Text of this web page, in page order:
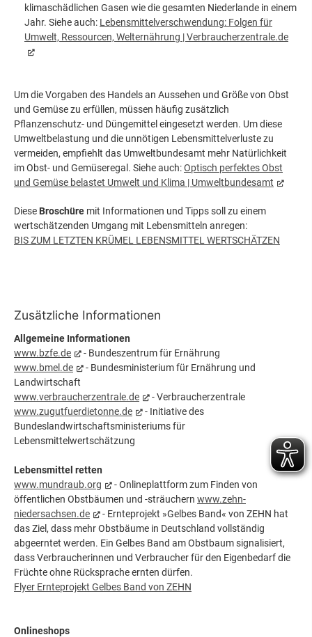
klimaschädlichen Gasen wie die gesamten Niederlande in einem
Jahr. Siehe auch: Lebensmittelverschwendung: Folgen für
Umwelt, Ressourcen, Welternährung | Verbraucherzentrale.de
Um die Vorgaben des Handels an Aussehen und Größe von Obst
und Gemüse zu erfüllen, müssen häufig zusätzlich
Pflanzenschutz- und Düngemittel eingesetzt werden. Um diese
Umweltbelastung und die unnötigen Lebensmittelverluste zu
vermeiden, empfiehlt das Umweltbundesamt mehr Natürlichkeit
im Obst- und Gemüseregal. Siehe auch:Optisch perfektes Obst
und Gemüse belastet Umwelt und Klima | Umweltbundesamt
Diese Broschüre mit Informationen und Tipps soll zu einem
wertschätzenden Umgang mit Lebensmitteln anregen:
BIS ZUM LETZTEN KRÜMEL LEBENSMITTEL WERTSCHÄTZEN
Zusätzliche Informationen
Allgemeine Informationen
www.bzfe.de
- Bundeszentrum für Ernährung
www.bmel.de
- Bundesministerium für Ernährung und
Landwirtschaft
www.verbraucherzentrale.de
- Verbraucherzentrale
www.zugutfuerdietonne.de
- Initiative des
Bundeslandwirtschaftsministeriums für
Lebensmittelwertschätzung
Lebensmittel retten
www.mundraub.org
- Onlineplattform zum Finden von
öffentlichen Obstbäumen und -sträuchern www.zehn-
niedersachsen.de
- Ernteprojekt »Gelbes Band« von ZEHN hat
das Ziel, dass mehr Obstbäume in Deutschland vollständig
abgeerntet werden. Ein Gelbes Band am Obstbaum signalisiert,
dass Verbraucherinnen und Verbraucher für den Eigenbedarf die
Früchte ohne Rücksprache ernten dürfen.
Flyer Ernteprojekt Gelbes Band von ZEHN
Onlineshops